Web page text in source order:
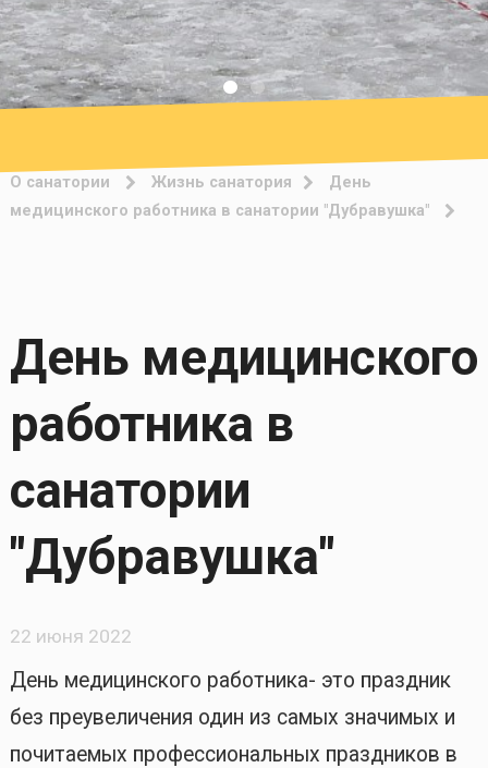
О санатории Жизнь санатория
День
медицинского работника в санатории "Дубравушка"
День медицинского
работника в
санатории
"Дубравушка"
22 июня 2022
День медицинского работника- это праздник
без преувеличения один из самых значимых и
почитаемых профессиональных праздников в